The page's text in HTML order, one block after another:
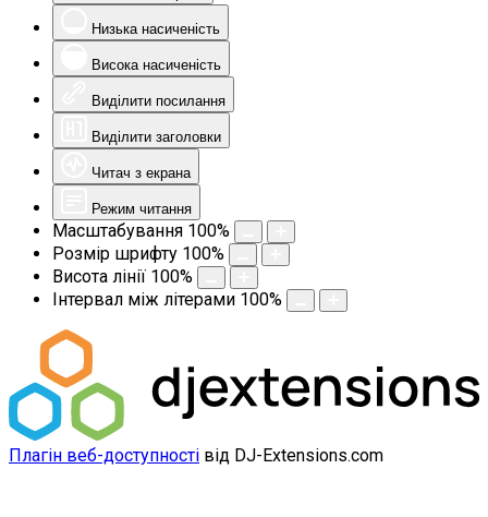
Низька насиченість
Висока насиченість
Виділити посилання
Виділити заголовки
Читач з екрана
Режим читання
Масштабування 100%
Розмір шрифту 100%
Висота лінії 100%
Інтервал між літерами 100%
Плагін веб-доступності від DJ-Extensions.com